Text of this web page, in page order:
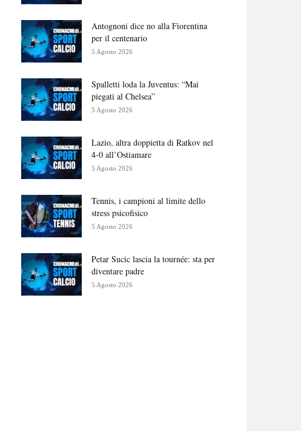
Antognoni dice no alla Fiorentina
per il centenario
5 Agosto 2026
Spalletti loda la Juventus: “Mai
piegati al Chelsea”
5 Agosto 2026
Lazio, altra doppietta di Ratkov nel
4-0 all’Ostiamare
5 Agosto 2026
Tennis, i campioni al limite dello
stress psicofisico
5 Agosto 2026
Petar Sucic lascia la tournée: sta per
diventare padre
5 Agosto 2026